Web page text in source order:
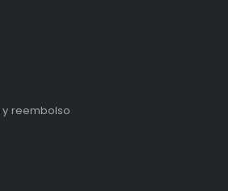
reembolso